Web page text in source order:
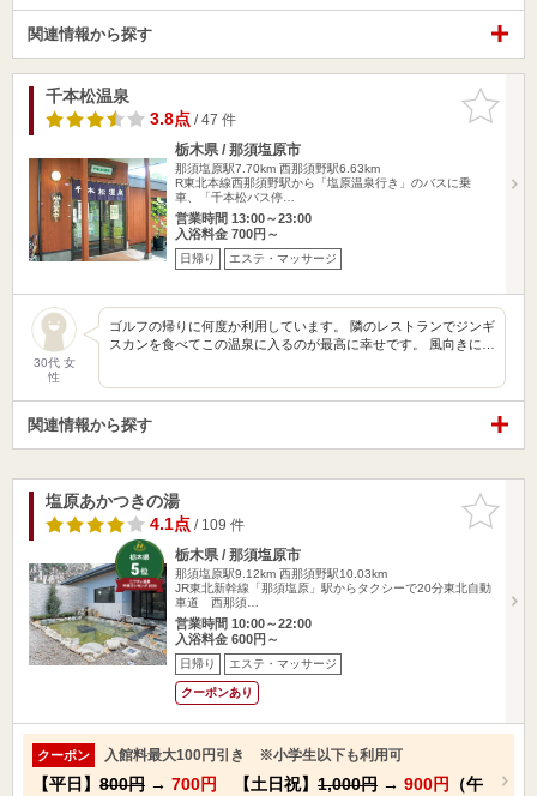
関連情報から探す
お気に入
りに追加
千本松温泉
3.8点/ 47 件
栃木県 / 那須塩原市
那須塩原駅7.70km 西那須野駅6.63km
R東北本線西那須野駅から「塩原温泉行き」のバスに乗
車、「千本松バス停…
営業時間 13:00～23:00
入浴料金 700円～
日帰り エステ・マッサージ
30代 女
性
ゴルフの帰りに何度か利用しています。 隣のレストランでジンギ
スカンを食べてこの温泉に入るのが最高に幸せです。 風向きに…
関連情報から探す
お気に入
りに追加
塩原あかつきの湯
4.1点/ 109 件
栃木県 / 那須塩原市
那須塩原駅9.12km 西那須野駅10.03km
JR東北新幹線「那須塩原」駅からタクシーで20分東北自動
車道 西那須…
営業時間 10:00～22:00
入浴料金 600円～
日帰り エステ・マッサージ
クーポンあり
クーポン 入館料最大100円引き ※小学生以下も利用可
【平日】 800円 → 700円 【土日祝】 1,000円 → 900円
（午